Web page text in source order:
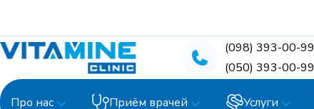
(098) 393-00-99
(050) 393-00-99
Про нас Приём врачей Услуги